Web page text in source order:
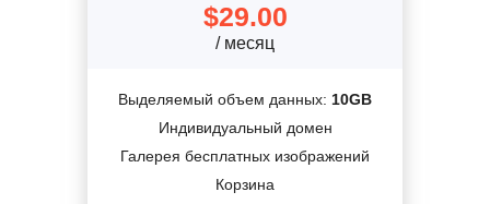
$29.00
/ месяц
Выделяемый объем данных: 10GB
Индивидуальный домен
Галерея бесплатных изображений
Корзина